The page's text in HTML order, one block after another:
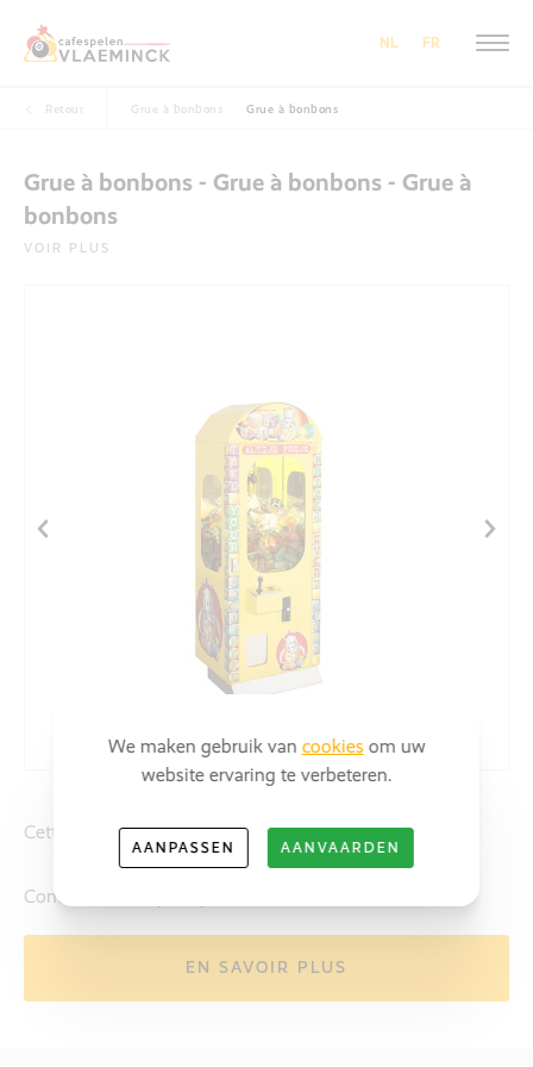
NL FR
Retour Grue à bonbons Grue à bonbons
Grue à bonbons - Grue à bonbons - Grue à
bonbons
VOIR PLUS
Cette grue à bonbons offre toujours un prix!
Contactez-nous pour plus d'info!
EN SAVOIR PLUS
We maken gebruik van cookies om uw
website ervaring te verbeteren.
AANPASSEN AANVAARDEN